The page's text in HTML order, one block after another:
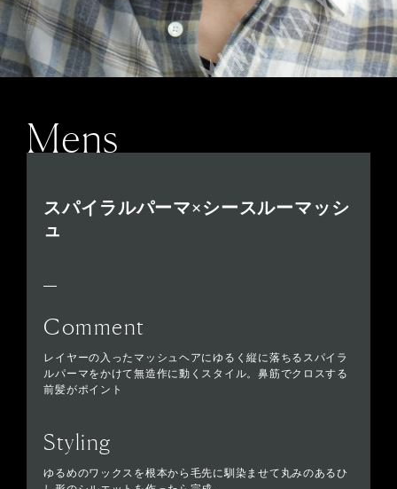
Mens
スパイラルパーマ×シースルーマッシ
ュ
Comment
レイヤーの入ったマッシュヘアにゆるく縦に落ちるスパイラ
ルパーマをかけて無造作に動くスタイル。鼻筋でクロスする
前髪がポイント
Styling
ゆるめのワックスを根本から毛先に馴染ませて丸みのあるひ